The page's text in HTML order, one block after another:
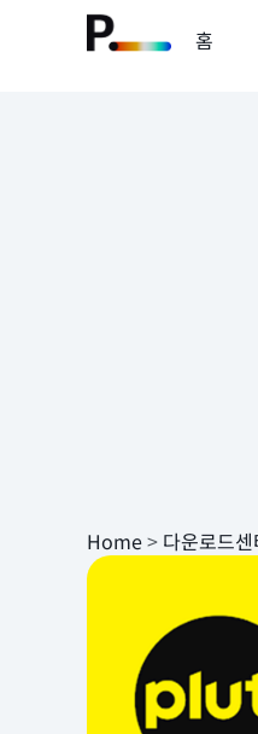
홈
Home> 다운로드센